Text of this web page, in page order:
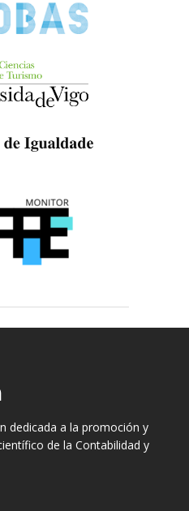
dedicada a la promoción y
de la Contabilidad y